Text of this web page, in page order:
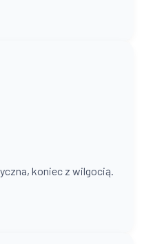
koniec z wilgocią.